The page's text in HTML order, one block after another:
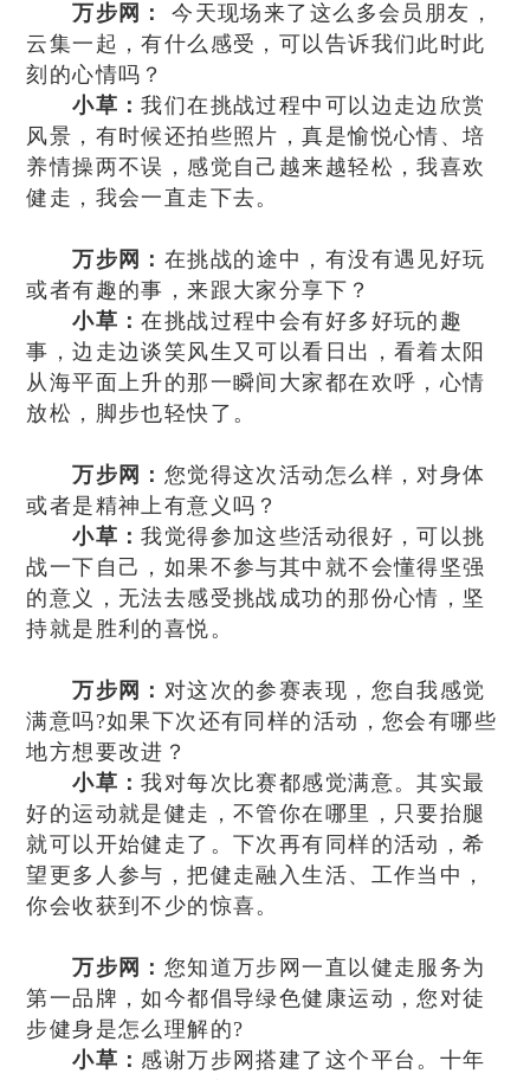
万步网：
今天现场来了这么多会员朋友，
云集一起，有什么感受，可以告诉我们此时此
刻的心情吗？
小草：我们在挑战过程中可以边走边欣赏
风景，有时候还拍些照片，真是愉悦心情、培
养情操两不误，感觉自己越来越轻松，我喜欢
健走，我会一直走下去。
万步网： 在挑战的途中，有没有遇见好玩
或者有趣的事，来跟大家分享下？
小草：在挑战过程中会有好多好玩的趣
事，边走边谈笑风生又可以看日出，看着太阳
从海平面上升的那一瞬间大家都在欢呼，心情
放松，脚步也轻快了。
万步网： 您觉得这次活动怎么样，对身体
或者是精神上有意义吗？
小草：我觉得参加这些活动很好，可以挑
战一下自己，如果不参与其中就不会懂得坚强
的意义，无法去感受挑战成功的那份心情，坚
持就是胜利的喜悦。
万步网： 对这次的参赛表现，您自我感觉
满意吗?如果下次还有同样的活动，您会有哪些
地方想要改进？
小草：我对每次比赛都感觉满意。其实最
好的运动就是健走，不管你在哪里，只要抬腿
就可以开始健走了。下次再有同样的活动，希
望更多人参与，把健走融入生活、工作当中，
你会收获到不少的惊喜。
万步网： 您知道万步网一直以健走服务为
第一品牌，如今都倡导绿色健康运动，您对徒
步健身是怎么理解的?
小草： 感谢万步网搭建了这个平台。十年